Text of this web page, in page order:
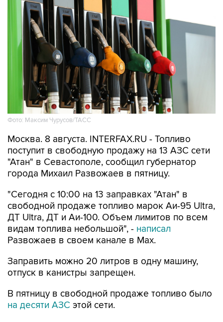
Фото: Максим Чурусов/ТАСС
Москва. 8 августа. INTERFAX.RU - Топливо
"Атан" в Севастополе, сообщил губернатор
города Михаил Развожаев в пятницу.
"Сегодня с 10:00 на 13 заправках "Атан" в
ДТ Ultra, ДТ и Аи-100. Объем лимитов по всем
видам топлива небольшой", - написал
Развожаев в своем канале в Max.
Заправить можно 20 литров в одну машину,
В пятницу в свободной продаже топливо было
Как сообщалось, 22 мая из-за логистических